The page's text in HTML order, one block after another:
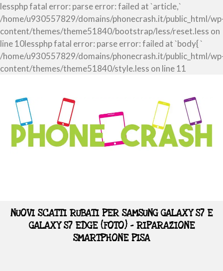
lessphp fatal error: parse error: failed at `article,`
/home/u930557829/domains/phonecrash.it/public_html/
content/themes/theme51840/bootstrap/less/reset.less on
line 10lessphp fatal error: parse error: failed at `body{ `
/home/u930557829/domains/phonecrash.it/public_html/
content/themes/theme51840/style.less on line 11
NUOVI SCATTI RUBATI PER SAMSUNG GALAXY S7 E
GALAXY S7 EDGE (FOTO) – RIPARAZIONE
SMARTPHONE PISA